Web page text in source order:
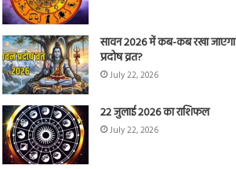
सावन 2026 में कब-कब रखा जाएगा
प्रदोष व्रत?
July 22, 2026
22 जुलाई 2026 का राशिफल
July 22, 2026